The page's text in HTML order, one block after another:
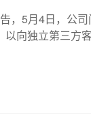
，5月4日，公
向独立第三方